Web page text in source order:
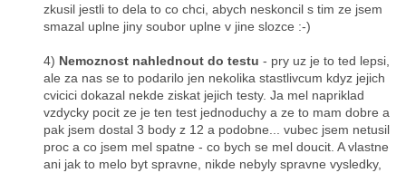
zkusil jestli to dela to co chci, abych neskoncil s tim ze jsem
smazal uplne jiny soubor uplne v jine slozce :-)
4) Nemoznost nahlednout do testu - pry uz je to ted lepsi,
ale za nas se to podarilo jen nekolika stastlivcum kdyz jejich
cvicici dokazal nekde ziskat jejich testy. Ja mel napriklad
vzdycky pocit ze je ten test jednoduchy a ze to mam dobre a
pak jsem dostal 3 body z 12 a podobne... vubec jsem netusil
proc a co jsem mel spatne - co bych se mel doucit. A vlastne
ani jak to melo byt spravne, nikde nebyly spravne vysledky,